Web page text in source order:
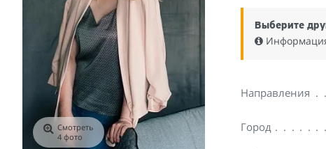
Смотреть
4 фото
Выберите
Направления
Город